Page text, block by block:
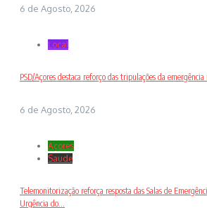
6 de Agosto, 2026
Local
PSD/Açores destaca reforço das tripulações da
6 de Agosto, 2026
Açores
Saude
Telemonitorização reforça resposta das Salas de
Urgência do...